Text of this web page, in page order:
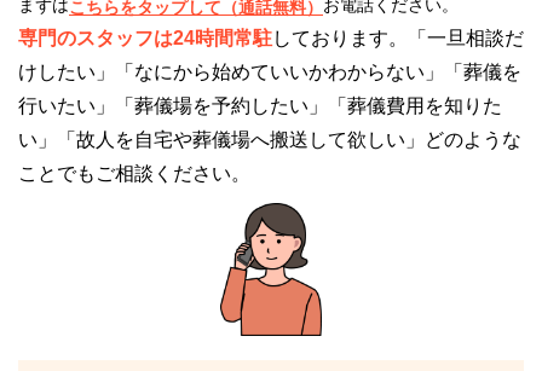
旭川聖苑の火葬場について
旭川聖苑は、旭川市が運営する公営斎場です。
火葬設備があり、火葬に対応しています。
ただし式場設備はないため、葬儀を執り行う方は近隣
の斎場から葬儀の後に霊柩車で出棺して、旭川聖苑に
到着後、荼毘（火葬）にふす流れになります。
旭川聖苑の安置施設について
まずはこちらをタップして（通話無料） お電話ください。
専門のスタッフは24時間常駐しております。「一旦相談だ
けしたい」「なにから始めていいかわからない」「葬儀を
行いたい」「葬儀場を予約したい」「葬儀費用を知りた
い」「故人を自宅や葬儀場へ搬送して欲しい」どのような
ことでもご相談ください。